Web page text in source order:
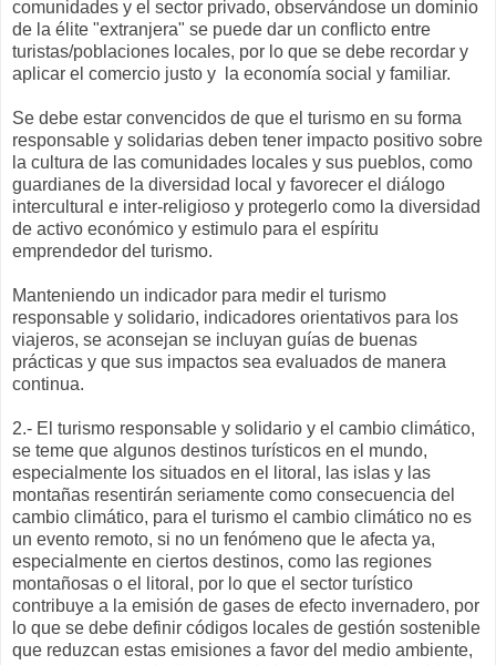
comunidades y el sector privado, observándose un dominio
de la élite "extranjera" se puede dar un conflicto entre
turistas/poblaciones locales, por lo que se debe recordar y
aplicar el comercio justo y la economía social y familiar.
Se debe estar convencidos de que el turismo en su forma
responsable y solidarias deben tener impacto positivo sobre
la cultura de las comunidades locales y sus pueblos, como
guardianes de la diversidad local y favorecer el diálogo
intercultural e inter-religioso y protegerlo como la diversidad
de activo económico y estimulo para el espíritu
emprendedor del turismo.
Manteniendo un indicador para medir el turismo
responsable y solidario, indicadores orientativos para los
viajeros, se aconsejan se incluyan guías de buenas
prácticas y que sus impactos sea evaluados de manera
continua.
2.- El turismo responsable y solidario y el cambio climático,
se teme que algunos destinos turísticos en el mundo,
especialmente los situados en el litoral, las islas y las
montañas resentirán seriamente como consecuencia del
cambio climático, para el turismo el cambio climático no es
un evento remoto, si no un fenómeno que le afecta ya,
especialmente en ciertos destinos, como las regiones
montañosas o el litoral, por lo que el sector turístico
contribuye a la emisión de gases de efecto invernadero, por
lo que se debe definir códigos locales de gestión sostenible
que reduzcan estas emisiones a favor del medio ambiente,